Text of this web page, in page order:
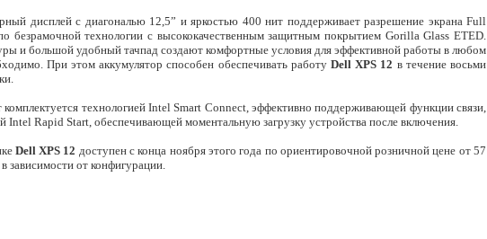
дисплей с диагональю 12,5” и яркостью 400 нит поддерживает разрешение экрана Full
безрамочной технологии с высококачественным защитным покрытием Gorilla Glass ETED.
и большой удобный тачпад создают комфортные условия для эффективной работы в любом
При этом аккумулятор способен обеспечивать работу Dell XPS 12 в течение восьми
комплектуется технологией Intel Smart Connect, эффективно поддерживающей функции связи,
Intel Rapid Start, обеспечивающей моментальную загрузку устройства после включения.
Dell XPS 12 доступен с конца ноября этого года по ориентировочной розничной цене от 57
зависимости от конфигурации.